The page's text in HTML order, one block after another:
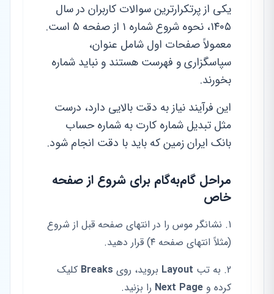
یکی از پرتکرارترین سوالات کاربران در سال
۱۴۰۵، نحوه شروع شماره ۱ از صفحه ۵ است.
معمولاً صفحات اول شامل عنوان،
سپاسگزاری و فهرست هستند و نباید شماره
بخورند.
این فرآیند نیاز به دقت بالایی دارد، درست
مثل تبدیل شماره کارت به شماره حساب
بانک ایران زمین که باید با دقت انجام شود.
مراحل گام‌به‌گام برای شروع از صفحه
خاص
نشانگر موس را در انتهای صفحه قبل از شروع
(مثلاً انتهای صفحه ۴) قرار دهید.
به تب Layout بروید، روی Breaks کلیک
کرده و Next Page را بزنید.